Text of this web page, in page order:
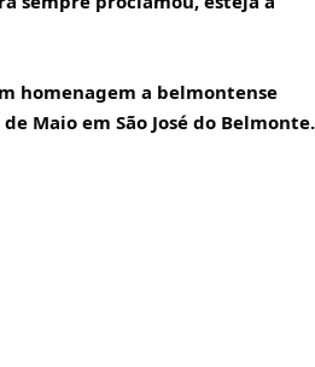
homenagem a belmontense